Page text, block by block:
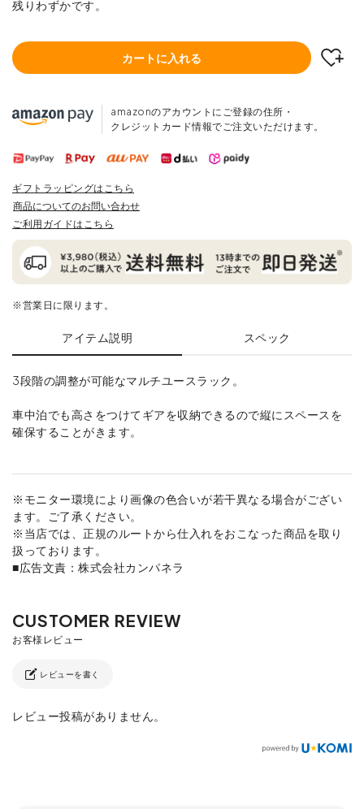
残りわずかです。
カートに入れる
amazonのアカウントにご登録の住所・
クレジットカード情報でご注文いただけます。
ギフトラッピングはこちら
商品についてのお問い合わせ
ご利用ガイドはこちら
※営業日に限ります。
アイテム説明 スペック
3段階の調整が可能なマルチユースラック。
車中泊でも高さをつけてギアを収納できるので縦にスペースを
確保することがきます。
※モニター環境により画像の色合いが若干異なる場合がござい
ます。ご了承ください。
※当店では、正規のルートから仕入れをおこなった商品を取り
扱っております。
■広告文責：株式会社カンパネラ
レビューを書く
レビュー投稿がありません。